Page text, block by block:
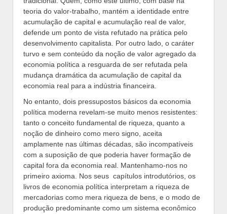
teoria do valor-trabalho, mantém a identidade entre
acumulação de capital e acumulação real de valor,
defende um ponto de vista refutado na prática pelo
desenvolvimento capitalista. Por outro lado, o caráter
turvo e sem conteúdo da noção de valor agregado da
economia política a resguarda de ser refutada pela
mudança dramática da acumulação de capital da
economia real para a indústria financeira.
No entanto, dois pressupostos básicos da economia
política moderna revelam-se muito menos resistentes:
tanto o conceito fundamental de riqueza, quanto a
noção de dinheiro como mero signo, aceita
amplamente nas últimas décadas, são incompatíveis
com a suposição de que poderia haver formação de
capital fora da economia real. Mantenhamo-nos no
primeiro axioma. Nos seus capítulos introdutórios, os
livros de economia política interpretam a riqueza de
mercadorias como mera riqueza de bens, e o modo de
produção predominante como um sistema econômico